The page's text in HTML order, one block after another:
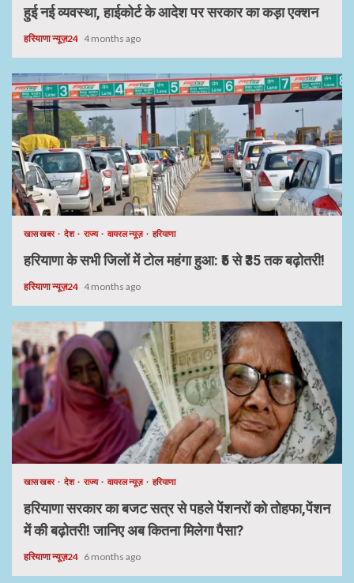
हुई नई व्यवस्था, हाईकोर्ट के आदेश पर सरकार का कड़ा एक्शन
हरियाणा न्यूज़24 4 months ago
खास खबर देश राज्य वायरल न्यूज़ हरियाणा
हरियाणा के सभी जिलों में टोल महंगा हुआ: ₹5 से ₹35 तक बढ़ोतरी!
हरियाणा न्यूज़24 4 months ago
खास खबर देश राज्य वायरल न्यूज़ हरियाणा
हरियाणा सरकार का बजट सत्र से पहले पेंशनरों को तोहफा,पेंशन
में की बढ़ोतरी! जानिए अब कितना मिलेगा पैसा?
हरियाणा न्यूज़24 6 months ago